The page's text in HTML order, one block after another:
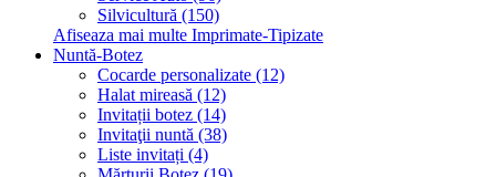
Silvicultură (150)
Afiseaza mai multe Imprimate-Tipizate
Nuntă-Botez
Cocarde personalizate (12)
Halat mireasă (12)
Invitații botez (14)
Invitaţii nuntă (38)
Liste invitați (4)